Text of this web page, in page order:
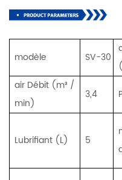
modèle SV-30
air Débit (m³ /
min)
3,4
Lubrifiant (L) 5